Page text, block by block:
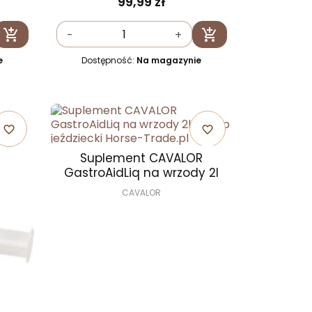

Dodaj do koszyka
- + 
Dodaj do koszyka
Dostępność: Na magazynie
favorite_border favorite_border
Suplement CAVALOR
GastroAidLiq na wrzody 2l
CAVALOR